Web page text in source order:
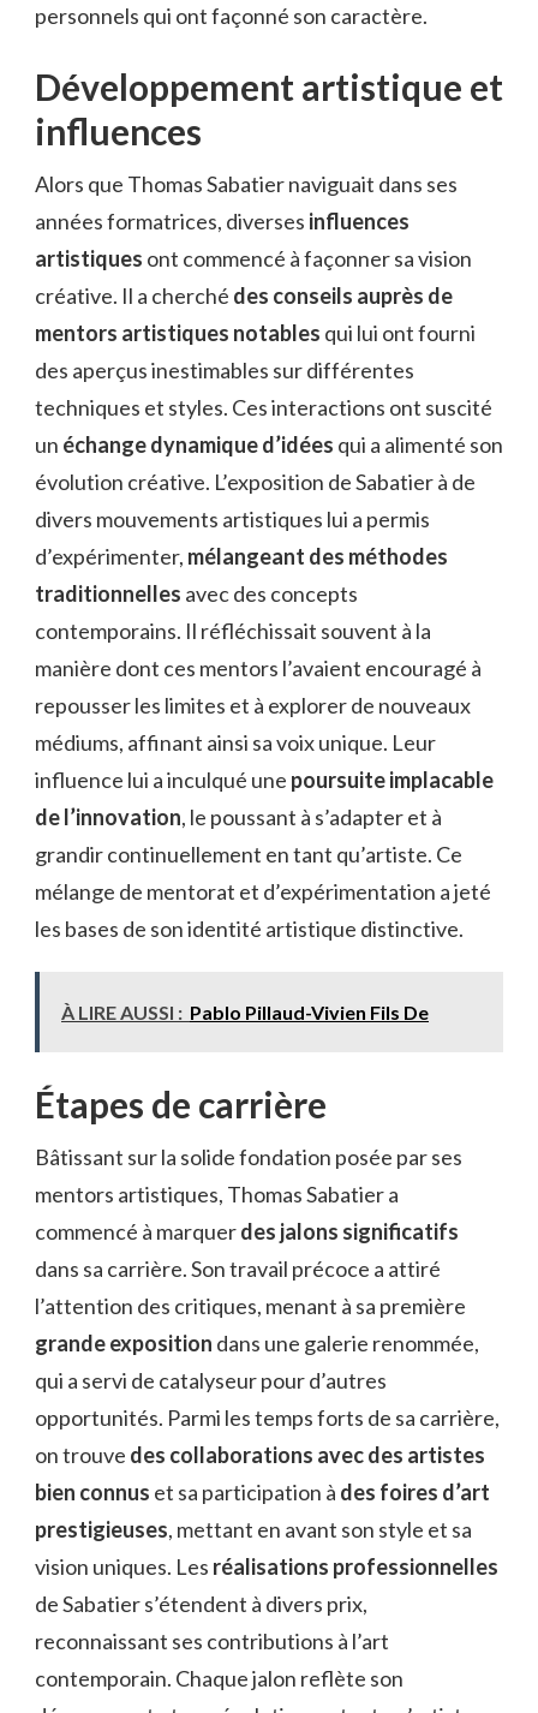
personnels qui ont façonné son caractère.
Développement artistique et
influences
Alors que Thomas Sabatier naviguait dans ses
années formatrices, diverses influences
artistiques ont commencé à façonner sa vision
créative. Il a cherché des conseils auprès de
mentors artistiques notables qui lui ont fourni
des aperçus inestimables sur différentes
techniques et styles. Ces interactions ont suscité
un échange dynamique d’idées qui a alimenté son
évolution créative. L’exposition de Sabatier à de
divers mouvements artistiques lui a permis
d’expérimenter, mélangeant des méthodes
traditionnelles avec des concepts
contemporains. Il réfléchissait souvent à la
manière dont ces mentors l’avaient encouragé à
repousser les limites et à explorer de nouveaux
médiums, affinant ainsi sa voix unique. Leur
influence lui a inculqué une poursuite implacable
de l’innovation, le poussant à s’adapter et à
grandir continuellement en tant qu’artiste. Ce
mélange de mentorat et d’expérimentation a jeté
les bases de son identité artistique distinctive.
À LIRE AUSSI : Pablo Pillaud-Vivien Fils De
Étapes de carrière
Bâtissant sur la solide fondation posée par ses
mentors artistiques, Thomas Sabatier a
commencé à marquerdes jalons significatifs
dans sa carrière. Son travail précoce a attiré
l’attention des critiques, menant à sa première
grande exposition dans une galerie renommée,
qui a servi de catalyseur pour d’autres
opportunités. Parmi les temps forts de sa carrière,
on trouve des collaborations avec des artistes
bien connus et sa participation à des foires d’art
prestigieuses, mettant en avant son style et sa
vision uniques. Les réalisations professionnelles
de Sabatier s’étendent à divers prix,
reconnaissant ses contributions à l’art
contemporain. Chaque jalon reflète son